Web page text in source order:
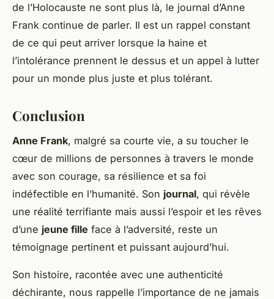
de l’Holocauste ne sont plus là, le journal d’Anne
Frank continue de parler. Il est un rappel constant
de ce qui peut arriver lorsque la haine et
l’intolérance prennent le dessus et un appel à lutter
pour un monde plus juste et plus tolérant.
Conclusion
Anne Frank, malgré sa courte vie, a su toucher le
cœur de millions de personnes à travers le monde
avec son courage, sa résilience et sa foi
indéfectible en l’humanité. Son journal, qui révèle
une réalité terrifiante mais aussi l’espoir et les rêves
d’une jeune fille face à l’adversité, reste un
témoignage pertinent et puissant aujourd’hui.
Son histoire, racontée avec une authenticité
déchirante, nous rappelle l’importance de ne jamais